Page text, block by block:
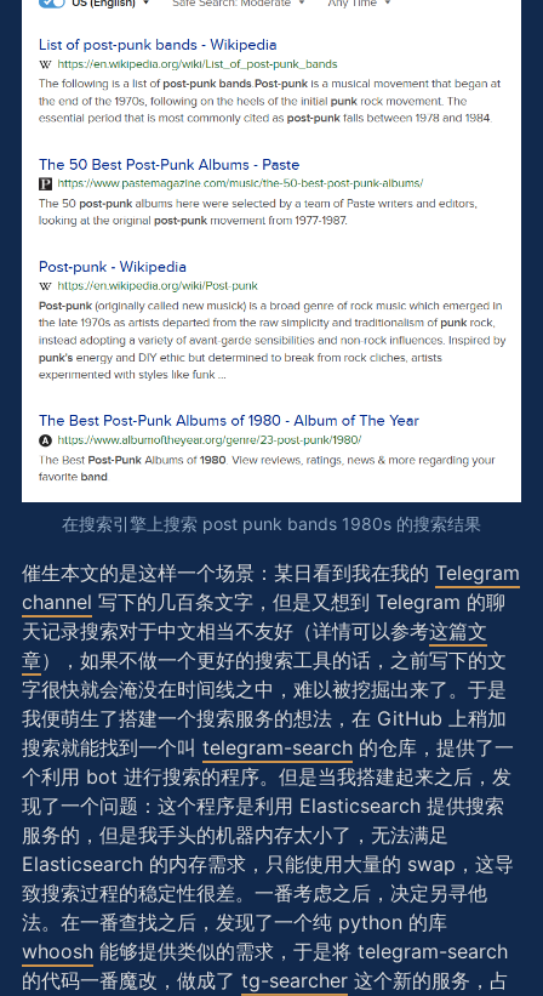
在搜索引擎上搜索 post punk bands 1980s 的搜索结果
催生本文的是这样一个场景：某日看到我在我的 Telegram
channel 写下的几百条文字，但是又想到 Telegram 的聊
天记录搜索对于中文相当不友好（详情可以参考这篇文
章），如果不做一个更好的搜索工具的话，之前写下的文
字很快就会淹没在时间线之中，难以被挖掘出来了。于是
我便萌生了搭建一个搜索服务的想法，在 GitHub 上稍加
搜索就能找到一个叫 telegram-search 的仓库，提供了一
个利用 bot 进行搜索的程序。但是当我搭建起来之后，发
现了一个问题：这个程序是利用 Elasticsearch 提供搜索
服务的，但是我手头的机器内存太小了，无法满足
Elasticsearch 的内存需求，只能使用大量的 swap，这导
致搜索过程的稳定性很差。一番考虑之后，决定另寻他
法。在一番查找之后，发现了一个纯 python 的库
whoosh 能够提供类似的需求，于是将 telegram-search
的代码一番魔改，做成了 tg-searcher 这个新的服务，占